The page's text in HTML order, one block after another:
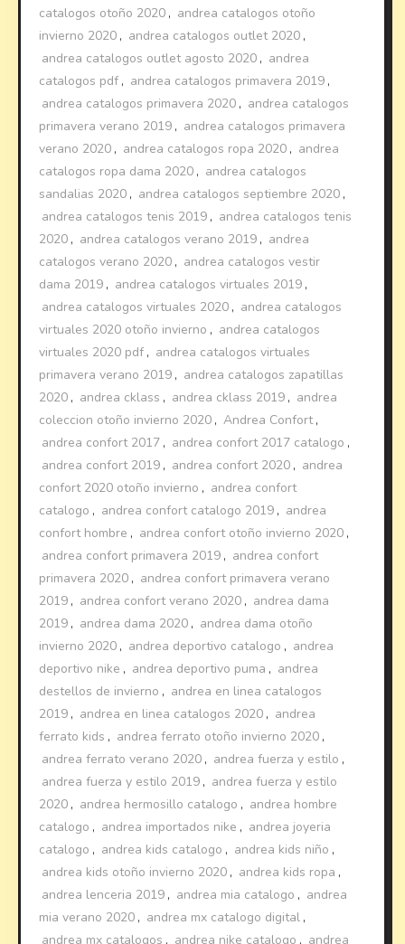
catalogos otoño 2020 , andrea catalogos otoño
invierno 2020 , andrea catalogos outlet 2020 ,
andrea catalogos outlet agosto 2020 , andrea
catalogos pdf , andrea catalogos primavera 2019 ,
andrea catalogos primavera 2020 , andrea catalogos
primavera verano 2019 , andrea catalogos primavera
verano 2020 , andrea catalogos ropa 2020 , andrea
catalogos ropa dama 2020 , andrea catalogos
sandalias 2020 , andrea catalogos septiembre 2020 ,
andrea catalogos tenis 2019 , andrea catalogos tenis
2020 , andrea catalogos verano 2019 , andrea
catalogos verano 2020 , andrea catalogos vestir
dama 2019 , andrea catalogos virtuales 2019 ,
andrea catalogos virtuales 2020 , andrea catalogos
virtuales 2020 otoño invierno , andrea catalogos
virtuales 2020 pdf , andrea catalogos virtuales
primavera verano 2019 , andrea catalogos zapatillas
2020 , andrea cklass , andrea cklass 2019 , andrea
coleccion otoño invierno 2020 , Andrea Confort,
andrea confort 2017 , andrea confort 2017 catalogo ,
andrea confort 2019 , andrea confort 2020 , andrea
confort 2020 otoño invierno , andrea confort
catalogo , andrea confort catalogo 2019 , andrea
confort hombre , andrea confort otoño invierno 2020 ,
andrea confort primavera 2019 , andrea confort
primavera 2020 , andrea confort primavera verano
2019 , andrea confort verano 2020 , andrea dama
2019 , andrea dama 2020 , andrea dama otoño
invierno 2020 , andrea deportivo catalogo , andrea
deportivo nike , andrea deportivo puma , andrea
destellos de invierno , andrea en linea catalogos
2019 , andrea en linea catalogos 2020 , andrea
ferrato kids , andrea ferrato otoño invierno 2020 ,
andrea ferrato verano 2020 , andrea fuerza y estilo ,
andrea fuerza y estilo 2019 , andrea fuerza y estilo
2020 , andrea hermosillo catalogo , andrea hombre
catalogo , andrea importados nike , andrea joyeria
catalogo , andrea kids catalogo , andrea kids niño ,
andrea kids otoño invierno 2020 , andrea kids ropa ,
andrea lenceria 2019 , andrea mia catalogo , andrea
mia verano 2020 , andrea mx catalogo digital ,
andrea mx catalogos , andrea nike catalogo , andrea